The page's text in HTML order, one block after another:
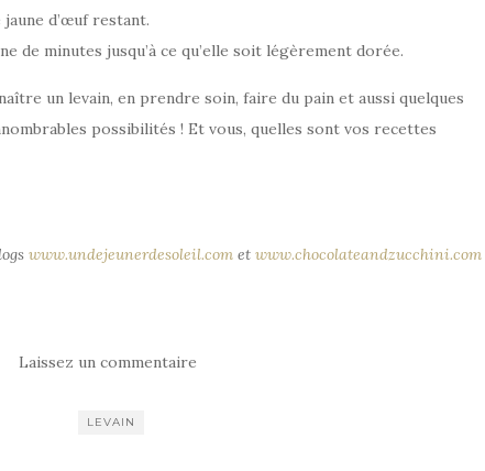
d’œuf restant.
de minutes jusqu’à ce qu’elle soit légèrement dorée.
un levain, en prendre soin, faire du pain et aussi quelques
possibilités ! Et vous, quelles sont vos recettes
www.undejeunerdesoleil.com et www.chocolateandzucchini.com
Laissez un commentaire
LEVAIN